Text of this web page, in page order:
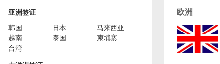
亚洲签证
韩国
日本
马来西亚
越南
泰国
柬埔寨
台湾
欧洲